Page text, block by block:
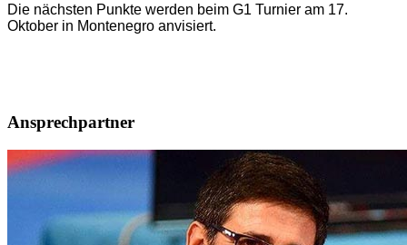
Die nächsten Punkte werden beim G1 Turnier am 17.
Oktober in Montenegro anvisiert.
Ansprechpartner